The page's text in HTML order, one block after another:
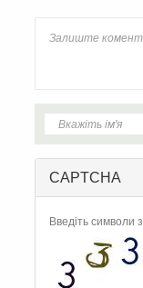
CAPTCHA
Введіть символи